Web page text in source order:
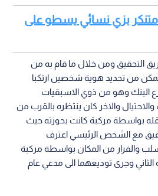
متنكر بزي نسائي يسطو على
التحقيق ومن خلال ما قام به من
من تحديد هوية شخصين ارتكبا
البنك وهو من ذوي الاسبقيات
والاخر كان ينتظره بالقرب من
بواسطة مركبة كانت بحوزته حيث
مع الشخص الرئيسي اعترف
والفرار من المكان بواسطة مركبة
وجرى توديعهما الى مدعي عام